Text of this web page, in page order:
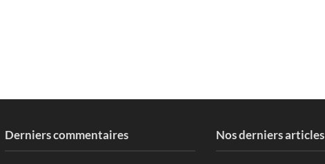
Derniers commentaires Nos derniers articles